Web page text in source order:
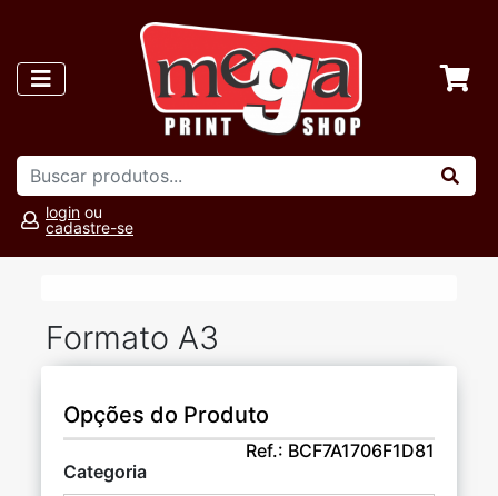
login ou
cadastre-se
Formato A3
Opções do Produto
Ref.: BCF7A1706F1D81
Categoria